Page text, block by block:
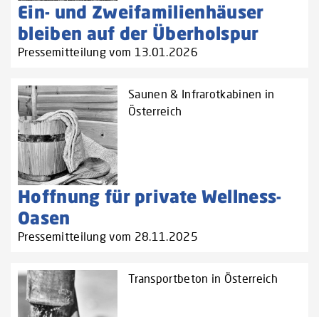
Ein- und Zweifamilienhäuser
bleiben auf der Überholspur
Pressemitteilung vom 13.01.2026
Saunen & Infrarotkabinen in
Österreich
Hoffnung für private Wellness-
Oasen
Pressemitteilung vom 28.11.2025
Transportbeton in Österreich